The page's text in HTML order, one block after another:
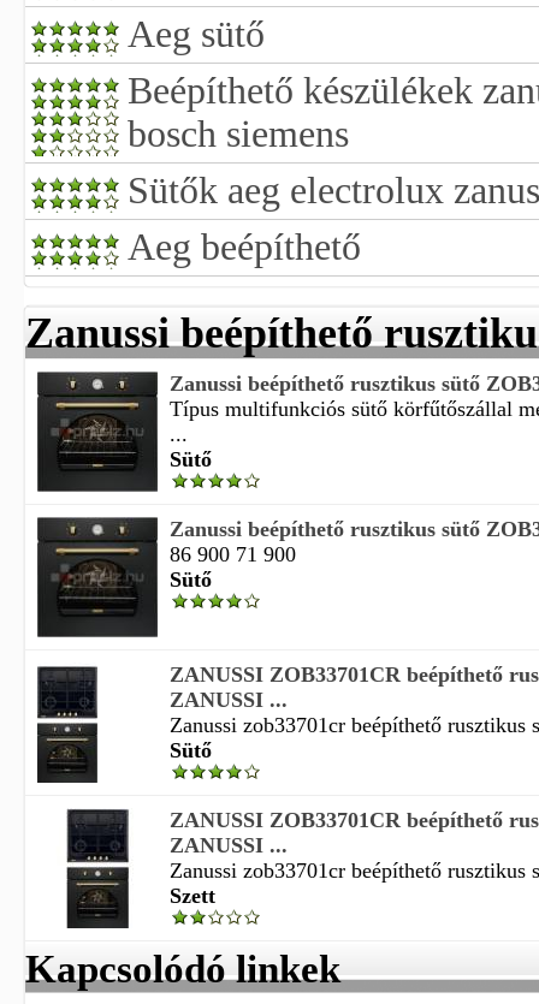
Aeg sütő
Beépíthető készülékek
bosch siemens
Sütők aeg electrolux
Aeg beépíthető
Zanussi beépíthető
Zanussi beépíthető rusztikus sütő
Típus multifunkciós sütő körfűtőszállal
...
Sütő
Zanussi beépíthető rusztikus sütő
86 900 71 900
Sütő
ZANUSSI ZOB33701CR beépíthető
ZANUSSI ...
Zanussi zob33701cr beépíthető rusztikus
Sütő
ZANUSSI ZOB33701CR beépíthető
ZANUSSI ...
Zanussi zob33701cr beépíthető rusztikus
Szett
Kapcsolódó linkek